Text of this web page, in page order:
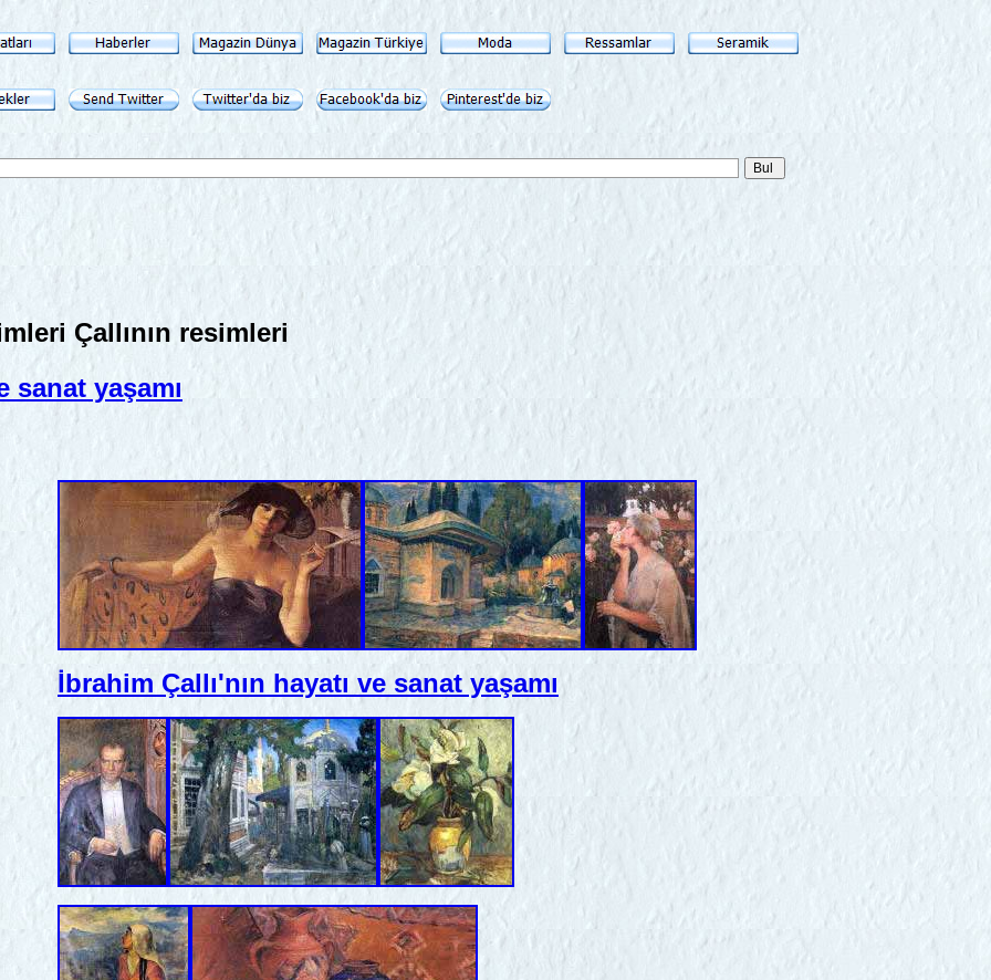
Çallının resimleri
sanat yaşamı
İbrahim Çallı'nın hayatı ve sanat yaşamı